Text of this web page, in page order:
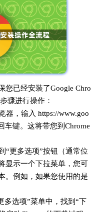
您已经安装了Google Chro
骤进行操作：
器，输入 https://www.goo
车键。这将带您到Chrome
“更多选项”按钮（通常位
显示一个下拉菜单，您可
。例如，如果您使用的是
多选项”菜单中，找到“下